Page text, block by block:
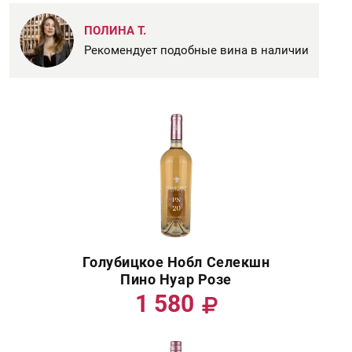
ПОЛИНА Т.
Рекомендует подобные вина в наличии
Голубицкое Нобл Селекшн
Пино Нуар Розе
1 580